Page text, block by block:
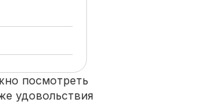
посмотреть
удовольствия